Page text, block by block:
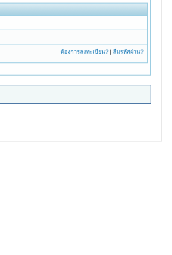
ต้องการลงทะเบียน?| ลืมรหัสผ่าน?